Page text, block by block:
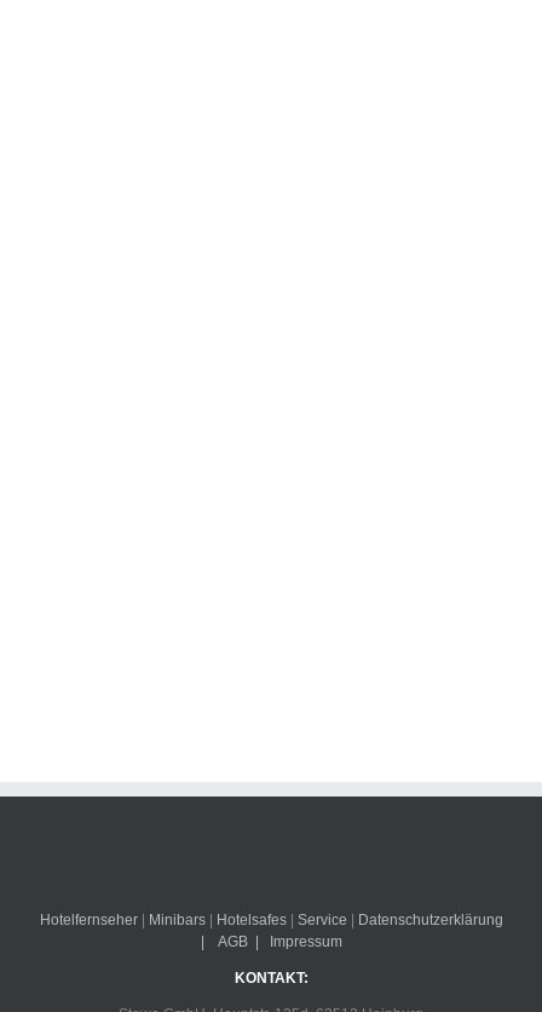
Hotelfernseher| Minibars| Hotelsafes| Service | Datenschutzerklärung
|
AGB| Impressum
KONTAKT: